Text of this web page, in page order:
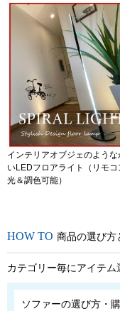
インテリアオブジェのよう
いLEDフロアライト（リモコ
光＆調色可能）
商品の選び方
カテゴリー毎にアイテ
ソファーの選び方・